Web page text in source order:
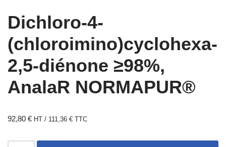
Dichloro-4-
(chloroimino)cyclohexa-
2,5-diénone ≥98%,
AnalaR NORMAPUR®
92,80 € HT / 111,36 € TTC